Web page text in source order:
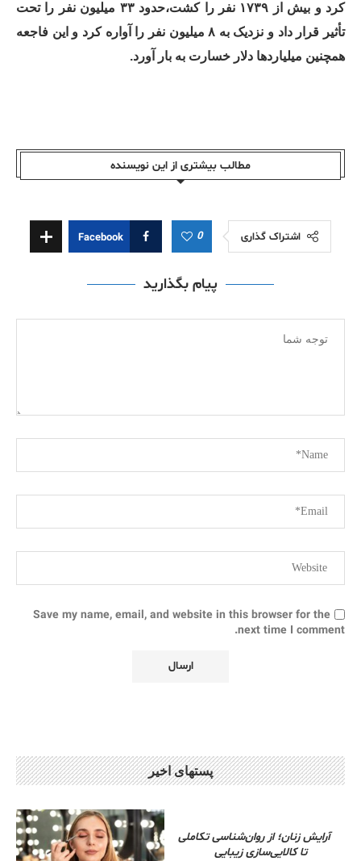
کرد و بیش از ۱۷۳۹ نفر را کشت،حدود ۳۳ میلیون نفر را تحت
تأثیر قرار داد و نزدیک به ۸ میلیون نفر را آواره کرد و این فاجعه
همچنین میلیاردها دلار خسارت به بار آورد.
مطالب بیشتری از این نویسندە
اشتراک گذاری 0
Facebook
پیام بگذارید
Save my name, email, and website in this browser for the
next time I comment.
پستهای اخیر
آرایش زنان؛ از روان‌شناسی تکاملی
تا کالایی‌سازی زیبایی